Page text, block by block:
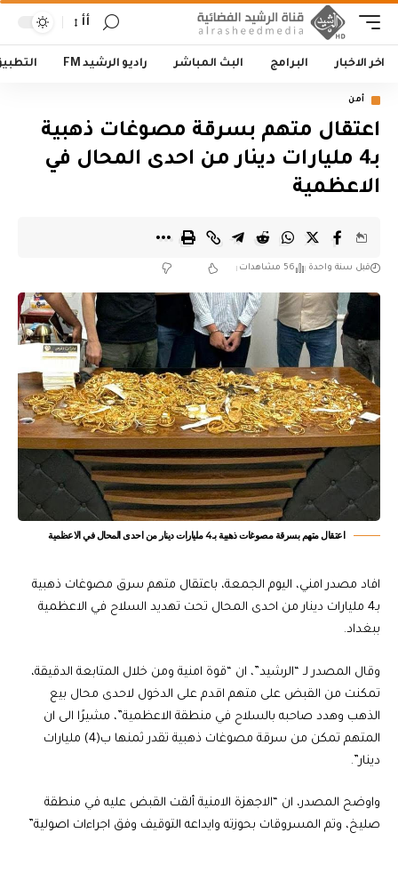
أأ
اخر الاخبار البرامج البث المباشر راديو الرشيد FM
أمن
اعتقال متهم بسرقة مصوغات ذهبية
بـ4 مليارات دينار من احدى المحال في
الاعظمية
قبل سنة واحدة 56 مشاهدات
اعتقال متهم بسرقة مصوغات ذهبية بـ4 مليارات دينار من احدى المحال في الاعظمية
افاد مصدر امني، اليوم الجمعة، باعتقال متهم سرق مصوغات ذهبية
بـ4 مليارات دينار من احدى المحال تحت تهديد السلاح في الاعظمية
ببغداد.
وقال المصدر لـ “الرشيد”، ان “قوة امنية ومن خلال المتابعة الدقيقة،
تمكنت من القبض على متهم اقدم على الدخول لاحدى محال بيع
الذهب وهدد صاحبه بالسلاح في منطقة الاعظمية”، مشيرًا الى ان
المتهم تمكن من سرقة مصوغات ذهبية تقدر ثمنها ب(4) مليارات
دينار”.
واوضح المصدر، ان “الاجهزة الامنية ألقت القبض عليه في منطقة
صليخ، وتم المسروقات بحوزته وايداعه التوقيف وفق اجراءات اصولية”